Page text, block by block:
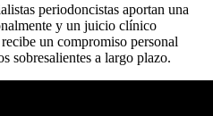
periodoncistas aportan una
y un juicio clínico
un compromiso personal
sobresalientes a largo plazo.